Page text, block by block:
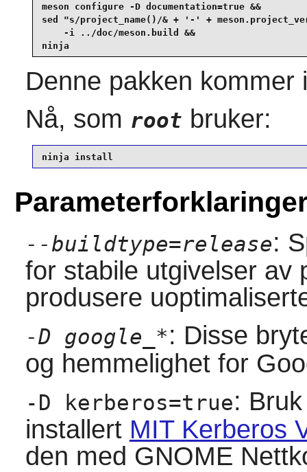
meson configure -D documentation=true &&
sed "s/project_name()/& + '-' +
    -i ../doc/meson.build &&
ninja
Denne pakken
Nå, som root bruker:
ninja install
--buildtype=release:
for stabile utgivelser av
produsere
-D google_*: Disse
og hemmelighet for
-D kerberos=true:
installert MIT Kerberos
den med GNOME